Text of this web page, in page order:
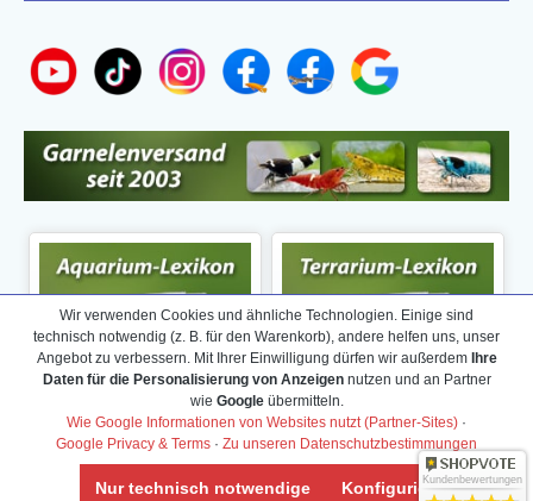
Wir verwenden Cookies und ähnliche Technologien. Einige sind
technisch notwendig (z. B. für den Warenkorb), andere helfen uns, unser
Angebot zu verbessern. Mit Ihrer Einwilligung dürfen wir außerdem Ihre
Daten für die Personalisierung von Anzeigennutzen und an Partner
wie Googleübermitteln.
Wie Google Informationen von Websites nutzt (Partner-Sites) ·
Google Privacy & Terms · Zu unseren Datenschutzbestimmungen
Nur technisch notwendige KonfigurierenKundenbewertungen